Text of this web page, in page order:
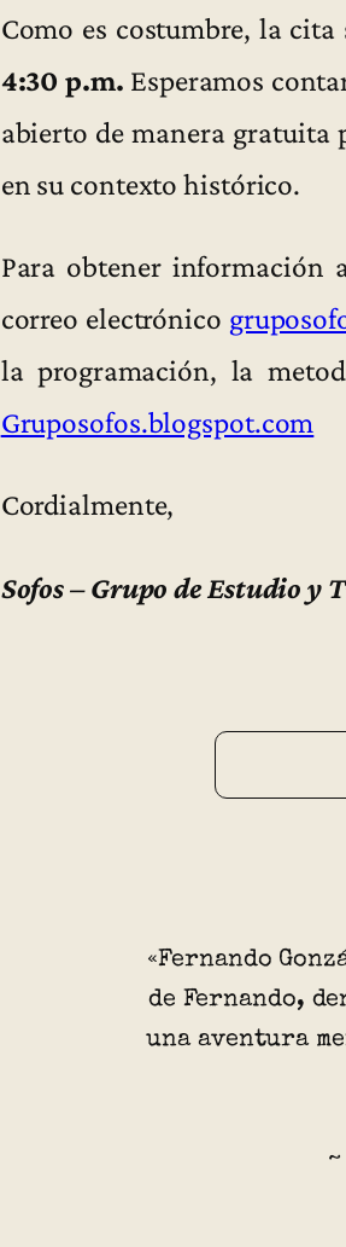
Como es costumbre, la cita
4:30 p.m. Esperamos
abierto de manera gratuita
en su contexto histórico.
Para obtener información
correo electrónico
la programación, la
Gruposofos.blogspot.com
Cordialmente,
Sofos – Grupo de Estudio y
«Fernando
de Fernando,
una aventura